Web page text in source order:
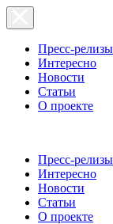
Пресс-релизы
Интересно
Новости
Статьи
О проекте
Пресс-релизы
Интересно
Новости
Статьи
О проекте